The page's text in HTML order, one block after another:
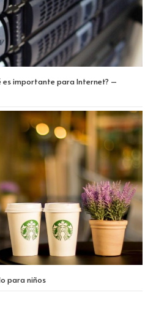
es importante para Internet? –
para niños